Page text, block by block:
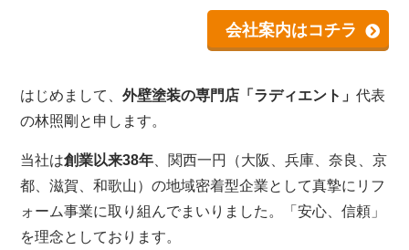
会社案内はコチラ
はじめまして、外壁塗装の専門店「ラディエント」代表
の林照剛と申します。
当社は創業以来38年、関西一円（大阪、兵庫、奈良、京
都、滋賀、和歌山）の地域密着型企業として真摯にリフ
ォーム事業に取り組んでまいりました。「安心、信頼」
を理念としております。